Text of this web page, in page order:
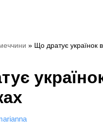
» Що дратує українок